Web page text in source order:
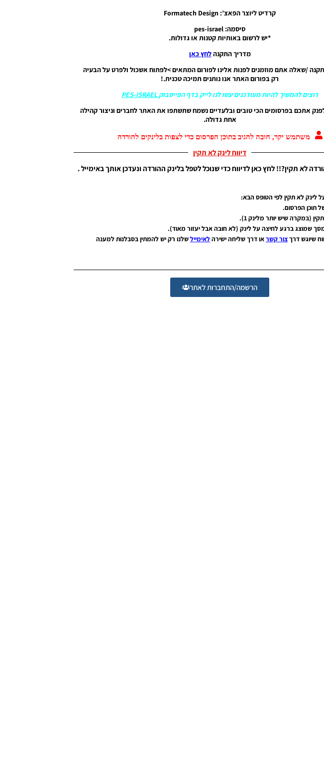
קרדיט ליוצר הפאצ’: Formatech Design
סיסמה: pes-israel
*יש לרשום באותיות קטנות או גדולות.
מדריך התקנהלחץ כאן
/שאלה אתם מוזמנים לפנות אלינו לפורום המתאים >לפתוח אשכול ולפרט על הבעיה
רק בפורום האתר אנו נותנים תמיכה טכנית.!
רוצים להמשיך להיות מעודכנים עשו לנו לייק בדף הפייסבוקPES-ISRAEL
אתכם בפרסומים הכי טובים ובלעדיים נשמח שתשתפו את האתר לחברים וניצור קהילה
אחת גדולה.
משתמש יקר, חובה להגיב בתוכן הפרסום כדי לצפות בלינקים להורדה
דיווח לינק לא תקין
לא תקין?!! לחץ כאן לדיווח כדי שנוכל לטפל בלינק ההורדה ונעדכן אותך באימייל .
לינק לא תקין לפי הטופס הבא:
שיוגש דרךצור קשראו דרך שליחה ישירהלאימיילשלנו רק יש להמתין בסבלנות למענה
הרשמה/התחברות לאתר